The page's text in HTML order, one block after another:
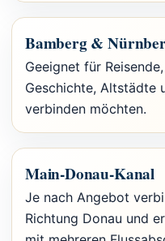
Bamberg &
Geeignet für
Geschichte, Altstädte
verbinden möchten.
Main-Donau-Kanal
Je nach Angebot
Richtung Donau und